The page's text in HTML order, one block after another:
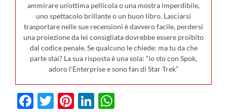
ammirare un’ottima pellicola o una mostra imperdibile,
uno spettacolo brillante o un buon libro. Lasciarsi
trasportare nelle sue recensioni è davvero facile, perdersi
una proiezione da lei consigliata dovrebbe essere proibito
dal codice penale. Se qualcuno le chiede: ma tu da che
parte stai? La sua risposta è una sola: “io sto con Spok,
adoro l’Enterprise e sono fan di Star Trek”
Facebook
Twitter
Pinterest
LinkedIn